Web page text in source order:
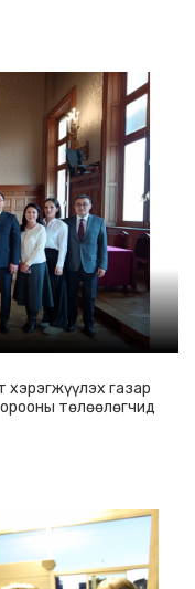
хэрэгжүүлэх газар
төлөөлөгчид